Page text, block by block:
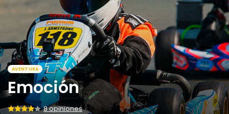
AVENTURA
Emoción
8 opiniones